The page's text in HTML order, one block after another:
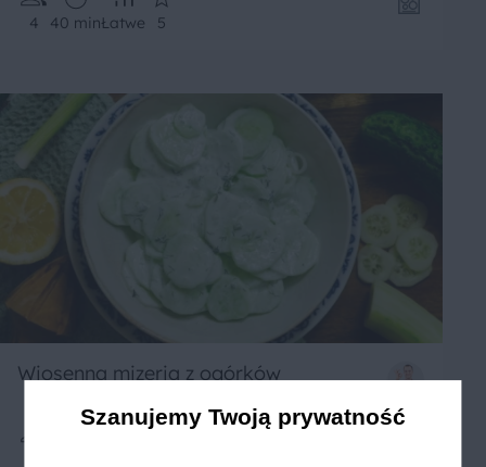
4 40 minŁatwe 5
Wiosenna mizeria z ogórków
Szanujemy Twoją prywatność